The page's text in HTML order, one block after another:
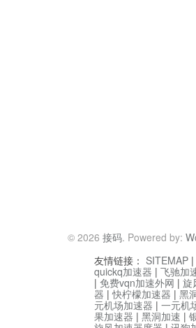
© 2026 接码. Powered by:
友情链接： SITEMAP |
quickq加速器 | 飞驰加
| 免费vqn加速外网 | 旋
器 |快柠檬加速器 | 黑
元机场加速器 | 一元机
果加速器 | 黑洞加速 |